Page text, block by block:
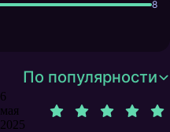
8
По популярности
6
мая
2025